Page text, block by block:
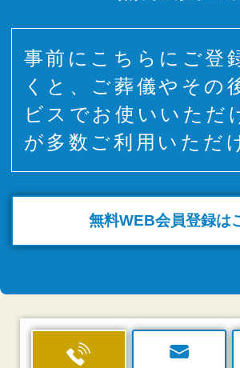
事前にこちらにご登
くと、ご葬儀やその
ビスでお使いいただ
が多数ご利用いただ
無料WEB会員登録は